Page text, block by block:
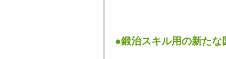
●鍛治スキル用の新たな